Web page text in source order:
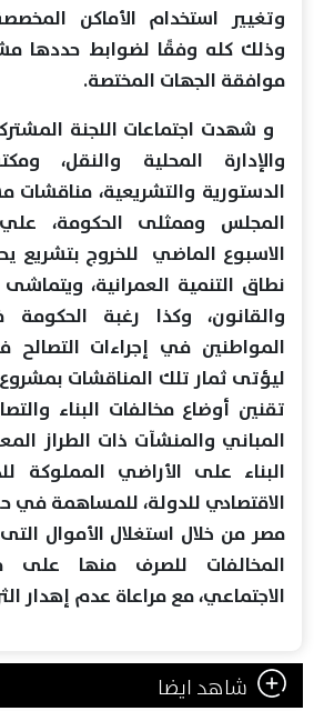
وتغيير استخدام الأماكن
وذلك كله وفقًا لضوابط حددها
موافقة الجهات المختصة.
و شهدت اجتماعات اللجنة
والإدارة المحلية والنقل،
الدستورية والتشريعية، مناقشات
المجلس وممثلى الحكومة، علي
الاسبوع الماضي للخروج بتشريع
نطاق التنمية العمرانية،
والقانون، وكذا رغبة
المواطنين في إجراءات التصالح
ليؤتى ثمار تلك المناقشات
تقنين أوضاع مخالفات البناء
المباني والمنشآت ذات الطراز
البناء على الأراضي المملوكة
الاقتصادي للدولة، للمساهمة في
مصر من خلال استغلال الأموال
المخالفات للصرف منها على
الاجتماعي، مع مراعاة عدم إهدار
شاهد ايضا